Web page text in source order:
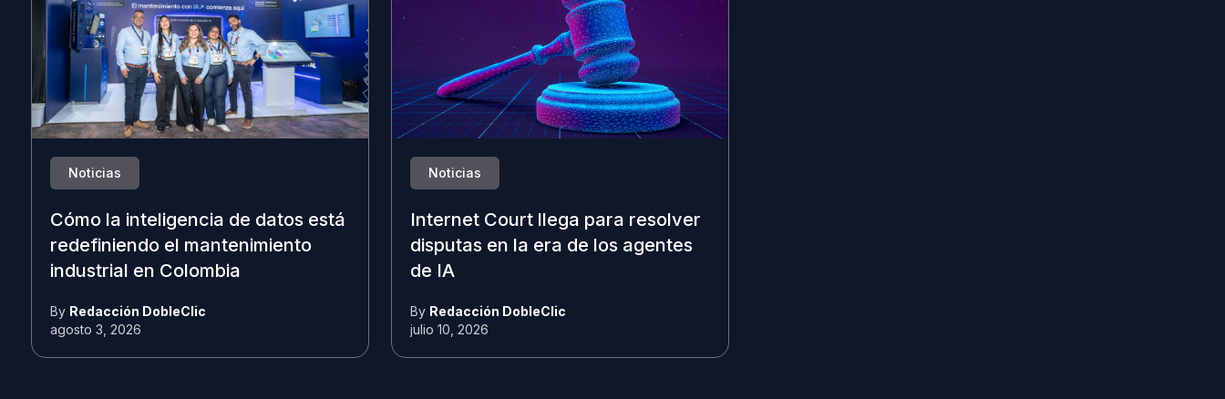
Noticias
Cómo la inteligencia de datos está
redefiniendo el mantenimiento
industrial en Colombia
By Redacción DobleClic
agosto 3, 2026
Noticias
Internet Court llega para resolver
disputas en la era de los agentes
de IA
By Redacción DobleClic
julio 10, 2026